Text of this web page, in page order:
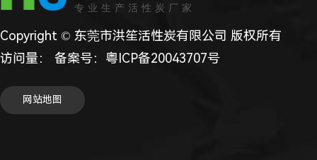
专业生产活性炭厂家
Copyright © 东莞市洪笙活性炭有限公司 版权所有
访问量：
备案号： 粤ICP备20043707号
网站地图